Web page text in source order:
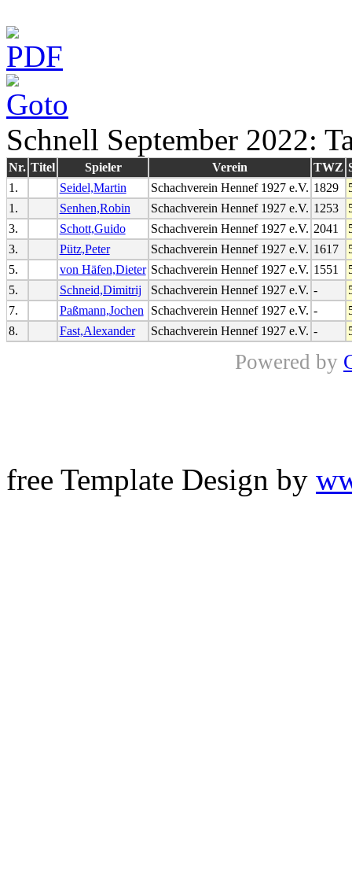
Schnell September 2022:
Nr. Titel Spieler Verein TWZ
1.
Seidel,Martin Schachverein Hennef 1927 e.V. 1829
1.
Senhen,Robin Schachverein Hennef 1927 e.V. 1253
3.
Schott,Guido Schachverein Hennef 1927 e.V. 2041
3.
Pütz,Peter Schachverein Hennef 1927 e.V. 1617
5.
von Häfen,Dieter Schachverein Hennef 1927 e.V. 1551
5.
Schneid,Dimitrij Schachverein Hennef 1927 e.V. -
7.
Paßmann,Jochen Schachverein Hennef 1927 e.V. -
8.
Fast,Alexander Schachverein Hennef 1927 e.V. -
Powered by
free Template Design by